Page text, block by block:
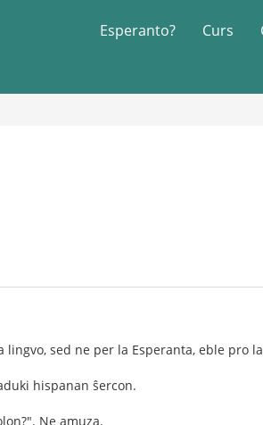
Esperanto? Curs
lingvo, sed ne per la Esperanta, eble pro
hispanan ŝercon.
Ne amuza.